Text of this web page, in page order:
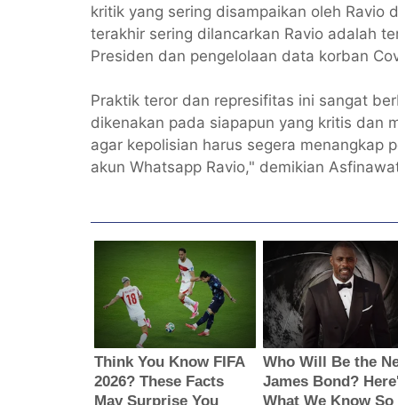
kritik yang sering disampaikan oleh Ravio
terakhir sering dilancarkan Ravio adalah
Presiden dan pengelolaan data korban
Praktik teror dan represifitas ini sangat
dikenakan pada siapapun yang kritis dan
agar kepolisian harus segera menangkap
akun Whatsapp Ravio," demikian